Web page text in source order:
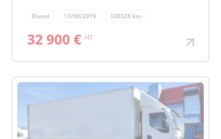
Diesel 13/06/2019 338528 km
32 900 € HT